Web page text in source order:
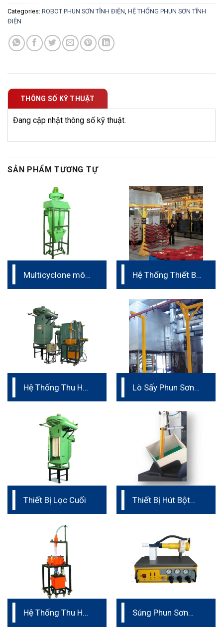
Categories: ROBOT PHUN SƠN TĨNH ĐIỆN HỆ THỐNG PHUN SƠN TĨNH
ĐIỆN
THÔNG SỐ KỸ THUẬT
Đang cập nhật thông số kỹ thuật.
SẢN PHẨM TƯƠNG TỰ
Multicyclone mô-
Hệ Thống Thiết Bị
Hệ Thống Thu Hồi
Lò Sấy Phun Sơn
Thiết Bị Lọc Cuối
Thiết Bị Hút Bột
Hệ Thống Thu Hồi
Súng Phun Sơn